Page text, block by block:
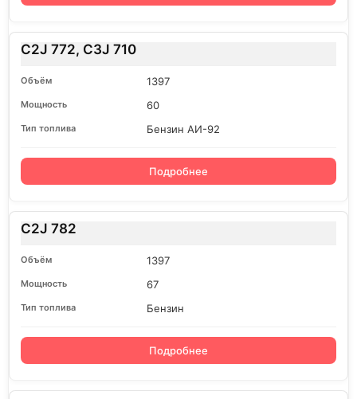
C2J 772, C3J 710
1397
60
Бензин АИ-92
Подробнее
C2J 782
1397
67
Бензин
Подробнее